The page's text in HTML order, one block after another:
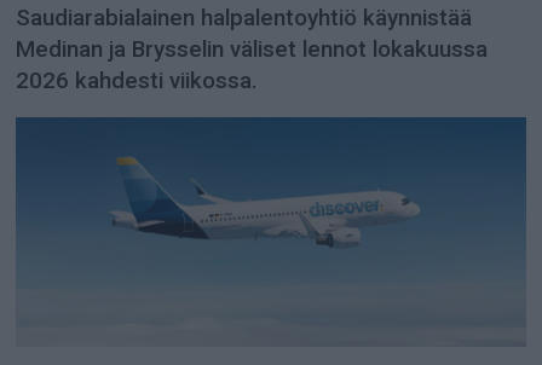
Saudiarabialainen halpalentoyhtiö käynnistää
Medinan ja Brysselin väliset lennot lokakuussa
2026 kahdesti viikossa.